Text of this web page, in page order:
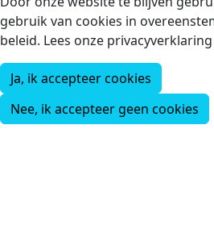
gebruik van cookies in
beleid. Lees onze
Ja, ik accepteer cookies
Nee, ik accepteer geen cookies